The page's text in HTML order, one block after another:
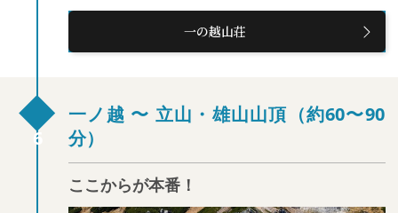
一の越山荘
一ノ越 〜 立山・雄山山頂（約60〜90
分）
ここからが本番！